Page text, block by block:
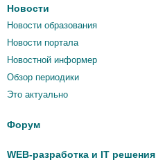
Новости
Новости образования
Новости портала
Новостной информер
Обзор периодики
Это актуально
Форум
WEB-разработка и IT решения